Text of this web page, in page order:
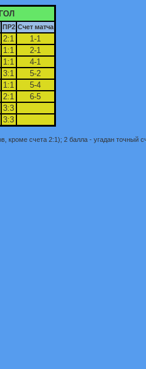
ГОЛ
ПР2 Счет матча
2:1 1-1
1:1 2-1
1:1 4-1
3:1 5-2
1:1 5-4
2:1
6-5
3:3
3:3
счета 2:1); 2 балла - угадан точный